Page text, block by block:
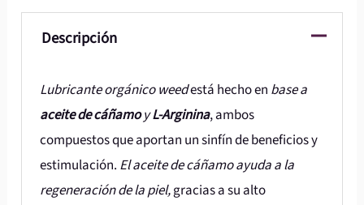
Descripción
Lubricante orgánico weedestá hecho en base a
aceite de cáñamoyL-Arginina, ambos
compuestos que aportan un sinfín de beneficios y
estimulación. El aceite de cáñamo ayuda a la
regeneración de la piel,gracias a su alto